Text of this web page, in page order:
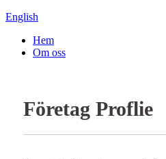
English
Hem
Om oss
Företag Proflie